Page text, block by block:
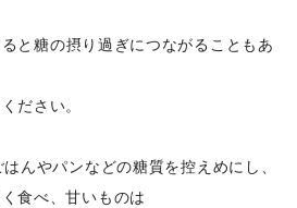
ると糖の摂り過ぎにつながることもあ
ださい。
んやパンなどの糖質を控えめにし、
食べ、甘いものは